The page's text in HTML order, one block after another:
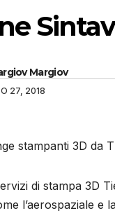
Margiov
27, 2018
stampanti 3D da
di stampa 3D
l’aerospaziale e